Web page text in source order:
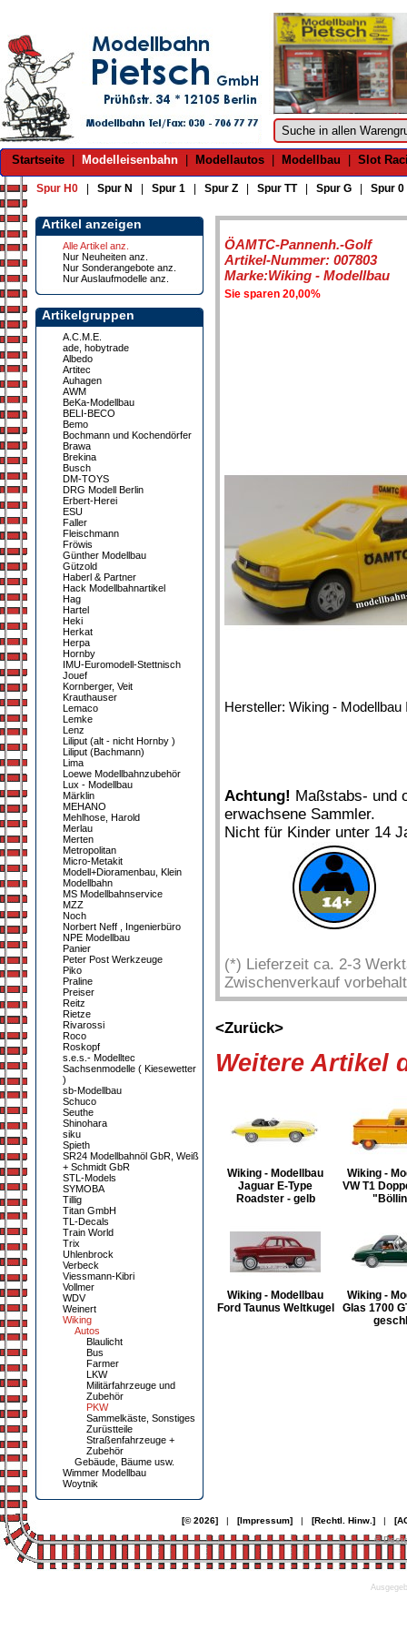
Startseite Modelleisenbahn Modellautos Modellbau Slot
Spur H0 Spur N Spur 1 Spur Z Spur TT| Spur G Spur 0
Artikel anzeigen
Alle Artikel anz.
Nur Neuheiten anz.
Nur Sonderangebote anz.
Nur Auslaufmodelle anz.
Artikelgruppen
A.C.M.E.
ade, hobytrade
Albedo
Artitec
Auhagen
AWM
BeKa-Modellbau
BELI-BECO
Bemo
Bochmann und Kochendörfer
Brawa
Brekina
Busch
DM-TOYS
DRG Modell Berlin
Erbert-Herei
ESU
Faller
Fleischmann
Fröwis
Günther Modellbau
Gützold
Haberl & Partner
Hack Modellbahnartikel
Hag
Hartel
Heki
Herkat
Herpa
Hornby
IMU-Euromodell-Stettnisch
Jouef
Kornberger, Veit
Krauthauser
Lemaco
Lemke
Lenz
Liliput (alt - nicht Hornby )
Liliput (Bachmann)
Lima
Loewe Modellbahnzubehör
Lux - Modellbau
Märklin
MEHANO
Mehlhose, Harold
Merlau
Merten
Metropolitan
Micro-Metakit
Modell+Dioramenbau, Klein
Modellbahn
MS Modellbahnservice
MZZ
Noch
Norbert Neff , Ingenierbüro
NPE Modellbau
Panier
Peter Post Werkzeuge
Piko
Praline
Preiser
Reitz
Rietze
Rivarossi
Roco
Roskopf
s.e.s.- Modelltec
Sachsenmodelle ( Kiesewetter
)
sb-Modellbau
Schuco
Seuthe
Shinohara
siku
Spieth
SR24 Modellbahnöl GbR, Weiß
+ Schmidt GbR
STL-Models
SYMOBA
Tillig
Titan GmbH
TL-Decals
Train World
Trix
Uhlenbrock
Verbeck
Viessmann-Kibri
Vollmer
WDV
Weinert
Wiking
Autos
Blaulicht
Bus
Farmer
LKW
Militärfahrzeuge und
Zubehör
PKW
Sammelkäste, Sonstiges
Zurüstteile
Straßenfahrzeuge +
Zubehör
Gebäude, Bäume usw.
Wimmer Modellbau
Woytnik
ÖAMTC-Pannenh.-Golf
Artikel-Nummer: 007803
Marke:Wiking - Modellbau
Sie sparen 20,00%
Hersteller: Wiking -
Achtung! Maßstabs- und
erwachsene Sammler.
Nicht für Kinder unter 14
(*) Lieferzeit ca. 2-3
Zwischenverkauf
<Zurück>
Weitere Artikel
Wiking - Modellbau
Jaguar E-Type
Roadster - gelb
Wiking -
VW T1
Wiking - Modellbau
Ford Taunus Weltkugel
Wiking -
Glas 1700
[© 2026]| [Impressum]| [Rechtl. Hinw.]|
©